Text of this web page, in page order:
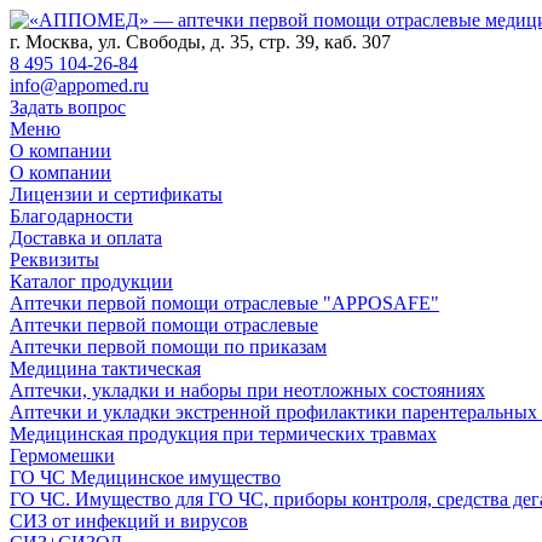
г. Москва, ул. Свободы, д. 35, стр. 39, каб. 307
8 495 104-26-84
info@appomed.ru
Задать вопрос
Меню
О компании
О компании
Лицензии и сертификаты
Благодарности
Доставка и оплата
Реквизиты
Каталог продукции
Аптечки первой помощи отраслевые "APPOSAFE"
Аптечки первой помощи отраслевые
Аптечки первой помощи по приказам
Медицина тактическая
Аптечки, укладки и наборы при неотложных состояниях
Аптечки и укладки экстренной профилактики
Медицинская продукция при термических травмах
Гермомешки
ГО ЧС Медицинское имущество
ГО ЧС. Имущество для ГО ЧС, приборы контроля, средства
СИЗ от инфекций и вирусов